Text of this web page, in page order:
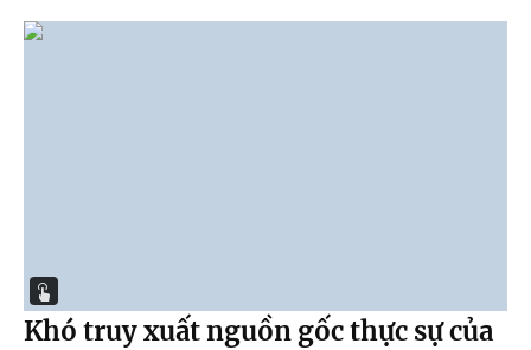
Khó truy xuất nguồn gốc thực sự của